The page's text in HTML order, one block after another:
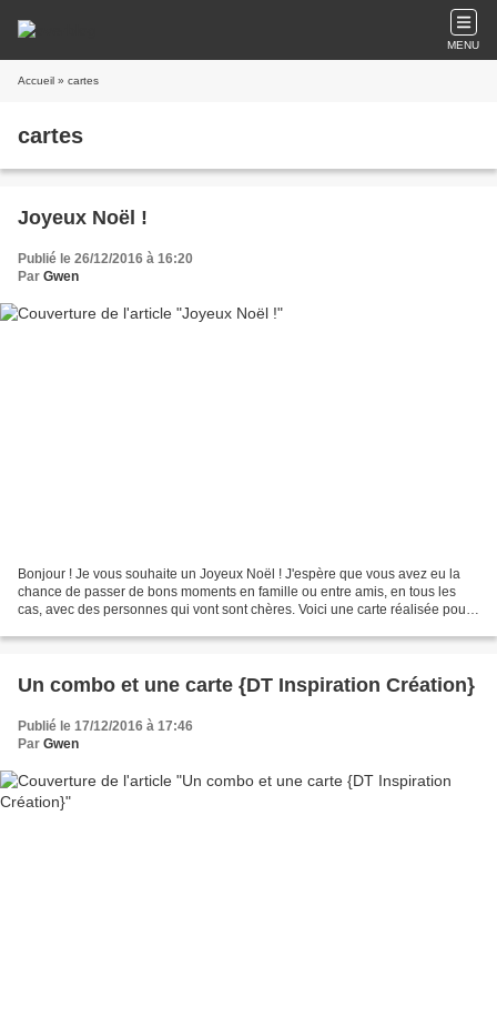
MENU
Accueil » cartes
cartes
Joyeux Noël !
Publié le 26/12/2016 à 16:20
Par Gwen
Bonjour ! Je vous souhaite un Joyeux Noël ! J'espère que vous avez eu la
chance de passer de bons moments en famille ou entre amis, en tous les
cas, avec des personnes qui vont sont chères. Voici une carte réalisée pour
Un combo et une carte {DT Inspiration Création}
Publié le 17/12/2016 à 17:46
Par Gwen